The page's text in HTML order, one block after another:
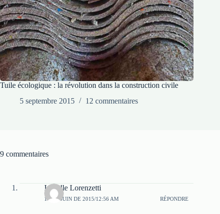
Tuile écologique : la révolution dans la construction civile
5 septembre 2015
12 commentaires
9 commentaires
Isabelle Lorenzetti
11 DE JUIN DE 2015/12:56 AM RÉPONDRE